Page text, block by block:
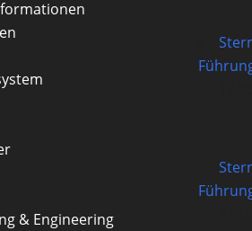
& Engineering